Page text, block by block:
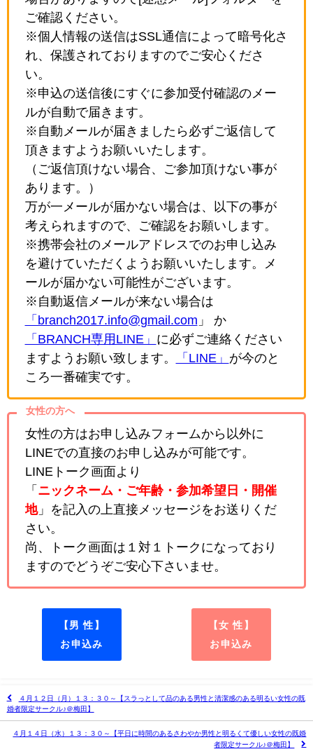
ご確認ください。
※個人情報の送信はSSL通信によって暗号化さ
れ、保護されておりますのでご安心くださ
い。
※申込の送信後にすぐに参加受付確認のメー
ルが自動で届きます。
※自動メールが届きましたら必ずご返信して
頂きますようお願いいたします。
（ご返信頂けない場合、ご参加頂けない事が
あります。）
万が一メールが届かない場合は、以下の事が
考えられますので、ご確認をお願いします。
※携帯会社のメールアドレスでのお申し込み
を避けていただくようお願いいたします。メ
ールが届かない可能性がございます。
※自動返信メールが来ない場合は
「branch2017.info@gmail.com 」 か
「BRANCH専用LINE」 に必ずご連絡ください
ますようお願い致します。
「LINE」 が今のと
ころ一番確実です。
女性の方へ
女性の方はお申し込みフォームから以外に
LINEでの直接のお申し込みが可能です。
LINEトーク画面より
「 ニックネーム・ご年齢・参加希望日・開催
地」を記入の上直接メッセージをお送りくだ
さい。
尚、トーク画面は１対１トークになっており
ますのでどうぞご安心下さいませ。
【男 性】
お申込み
【女 性】
お申込み
４月１２日（月）１３：３０～【スラっとして品のある男性と清潔感のある明るい女性の既
婚者限定サークル♪＠梅田】
４月１４日（水）１３：３０～【平日に時間のあるさわやか男性と明るくて優しい女性の既婚
者限定サークル♪＠梅田】